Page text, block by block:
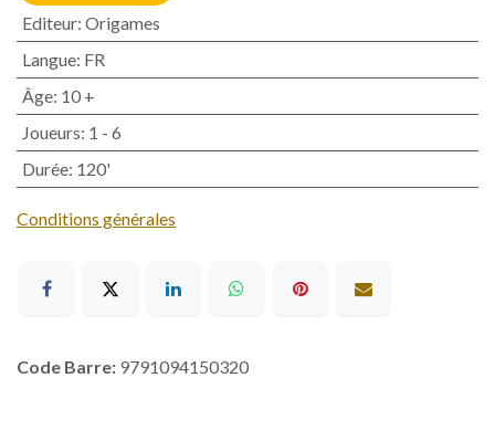
Editeur: Origames
Langue: FR
Âge: 10 +
Joueurs: 1 - 6
Durée: 120'
Conditions générales
Code Barre: 9791094150320